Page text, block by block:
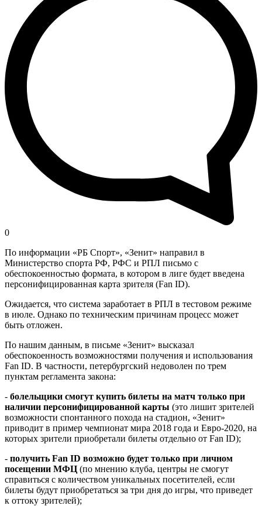
0
По информации «РБ Спорт», «Зенит» направил в
Министерство спорта РФ, РФС и РПЛ письмо с
обеспокоенностью формата, в котором в лиге будет введена
персонифицированная карта зрителя (Fan ID).
Ожидается, что система заработает в РПЛ в тестовом режиме
в июле. Однако по техническим причинам процесс может
быть отложен.
По нашим данным, в письме «Зенит» высказал
обеспокоенность возможностями получения и использования
Fan ID. В частности, петербургский недоволен по трем
пунктам регламента закона:
- болельщики смогут купить билеты на матч только при
наличии персонифицированной карты (это лишит зрителей
возможности спонтанного похода на стадион, «Зенит»
приводит в пример чемпионат мира 2018 года и Евро-2020, на
которых зрители приобретали билеты отдельно от Fan ID);
- получить Fan ID возможно будет только при личном
посещении МФЦ (по мнению клуба, центры не смогут
справиться с количеством уникальных посетителей, если
билеты будут приобретаться за три дня до игры, что приведет
к оттоку зрителей);